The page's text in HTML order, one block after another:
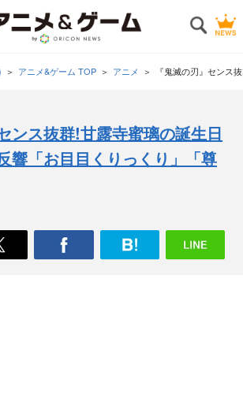
アニメ&ゲーム TOP アニメ 『鬼滅の刃』センス
ンス抜群!甘露寺蜜璃の誕生日
響「お目目くりっくり」「尊